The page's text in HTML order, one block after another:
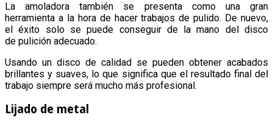
La amoladora también se presenta como una gran
herramienta a la hora de hacer trabajos de pulido. De nuevo,
el éxito solo se puede conseguir de la mano del disco
de pulición adecuado.
Usando un disco de calidad se pueden obtener acabados
brillantes y suaves, lo que significa que el resultado final del
trabajo siempre será mucho más profesional.
Lijado de metal